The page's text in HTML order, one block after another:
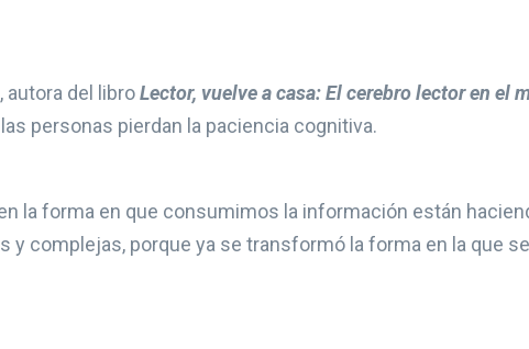
autora del libroLector, vuelve a casa: El cerebro lector en el
personas pierdan la paciencia cognitiva.
la forma en que consumimos la información están
y complejas, porque ya se transformó la forma en la que